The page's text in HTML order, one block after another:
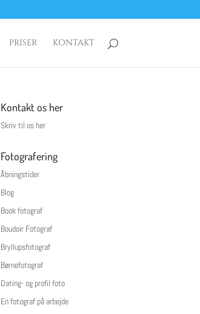
PRISER KONTAKT
Kontakt os her
Skriv til os her
Fotografering
Åbningstider
Blog
Book fotograf
Boudoir Fotograf
Bryllupsfotograf
Børnefotograf
Dating- og profil foto
En fotograf på arbejde